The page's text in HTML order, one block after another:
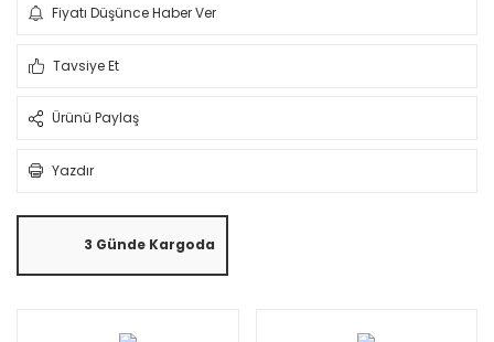
Fiyatı Düşünce Haber Ver
Tavsiye Et
Ürünü Paylaş
Yazdır
3 Günde Kargoda